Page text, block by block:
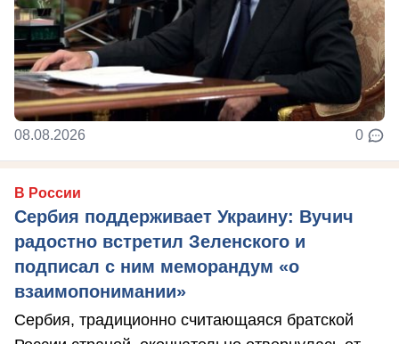
08.08.2026 0
В России
Сербия поддерживает Украину: Вучич
радостно встретил Зеленского и
подписал с ним меморандум «о
взаимопонимании»
Сербия, традиционно считающаяся братской